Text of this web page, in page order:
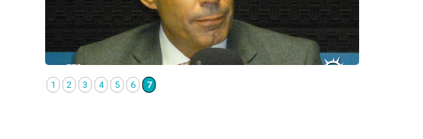
1 2 3 4 5 6 7